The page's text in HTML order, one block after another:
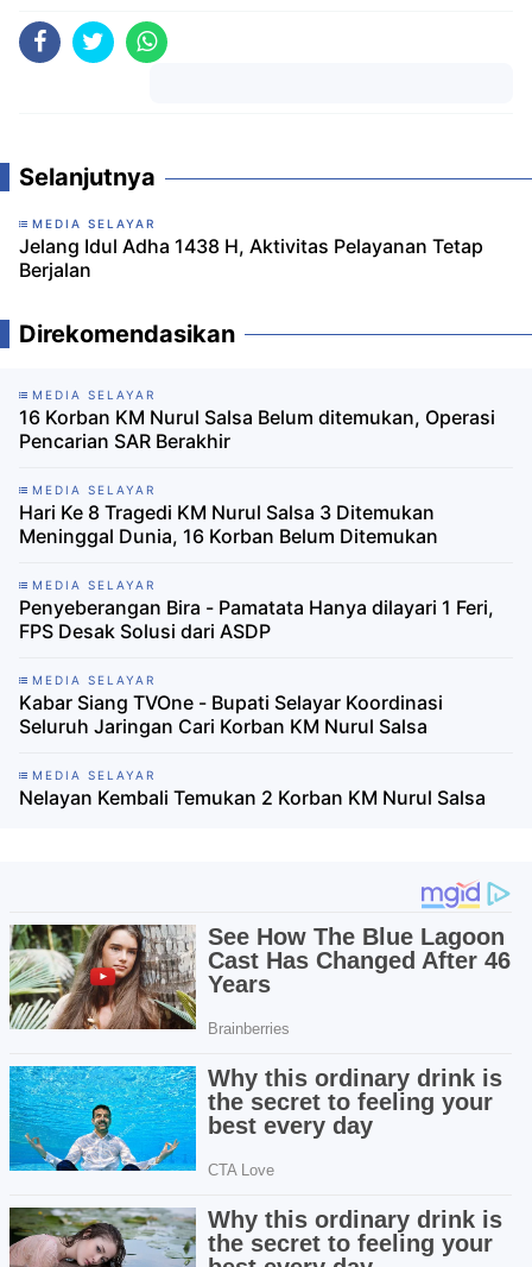
Selanjutnya
MEDIA SELAYAR
Jelang Idul Adha 1438 H, Aktivitas Pelayanan Tetap
Berjalan
Direkomendasikan
MEDIA SELAYAR
16 Korban KM Nurul Salsa Belum ditemukan, Operasi
Pencarian SAR Berakhir
MEDIA SELAYAR
Hari Ke 8 Tragedi KM Nurul Salsa 3 Ditemukan
Meninggal Dunia, 16 Korban Belum Ditemukan
MEDIA SELAYAR
Penyeberangan Bira - Pamatata Hanya dilayari 1 Feri,
FPS Desak Solusi dari ASDP
MEDIA SELAYAR
Kabar Siang TVOne - Bupati Selayar Koordinasi
Seluruh Jaringan Cari Korban KM Nurul Salsa
MEDIA SELAYAR
Nelayan Kembali Temukan 2 Korban KM Nurul Salsa